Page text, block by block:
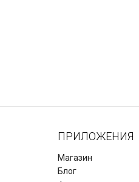
ПРИЛОЖЕНИЯ
Магазин
Блог